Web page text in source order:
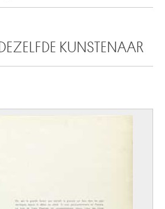
KUNSTENAAR